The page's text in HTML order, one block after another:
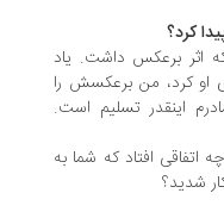
داشت. یاد
من برعکسش را
تسلیم است.
افتاد که شما به